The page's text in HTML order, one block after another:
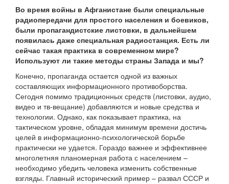
Во время войны в Афганистане были специальные
радиопередачи для простого населения и боевиков,
были пропагандистские листовки, в дальнейшем
появилась даже специальная радиостанция. Есть ли
сейчас такая практика в современном мире?
Используют ли такие методы страны Запада и мы?
Конечно, пропаганда остается одной из важных
составляющих информационного противоборства.
Сегодня помимо традиционных средств (листовки, аудио,
видео и тв-вещание) добавляются и новые средства и
технологии. Однако, как показывает практика, на
тактическом уровне, обладая минимум времени достичь
целей в информационно-психологической борьбе
практически не удается. Гораздо важнее и эффективнее
многолетняя планомерная работа с населением –
необходимо убедить человека изменить собственные
взгляды. Главный исторический пример – развал СССР и